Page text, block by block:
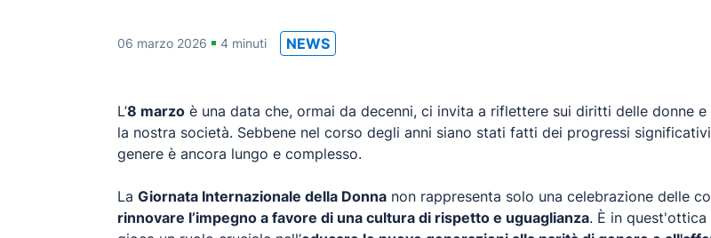
06 marzo 2026 4 minuti NEWS
L’8 marzo è una data che, ormai da decenni, ci invita a riflettere sui diritti delle donne
la nostra società. Sebbene nel corso degli anni siano stati fatti dei progressi
genere è ancora lungo e complesso.
La Giornata Internazionale della Donna non rappresenta solo una celebrazione delle
rinnovare l’impegno a favore di una cultura di rispetto e uguaglianza. È in quest'ottica